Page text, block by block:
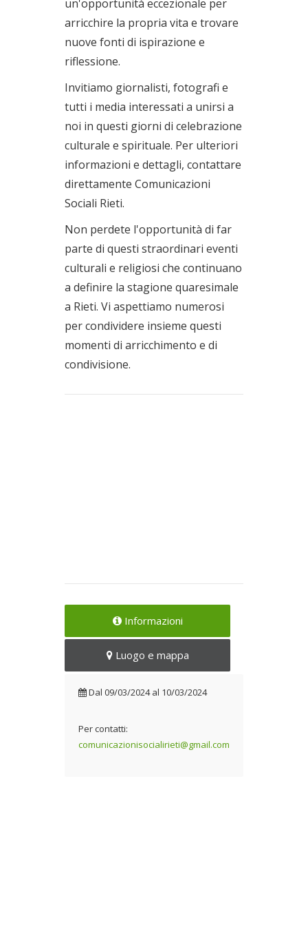
un'opportunità eccezionale per
arricchire la propria vita e trovare
nuove fonti di ispirazione e
riflessione.
Invitiamo giornalisti, fotografi e
tutti i media interessati a unirsi a
noi in questi giorni di celebrazione
culturale e spirituale. Per ulteriori
informazioni e dettagli, contattare
direttamente Comunicazioni
Sociali Rieti.
Non perdete l'opportunità di far
parte di questi straordinari eventi
culturali e religiosi che continuano
a definire la stagione quaresimale
a Rieti. Vi aspettiamo numerosi
per condividere insieme questi
momenti di arricchimento e di
condivisione.
Informazioni
Luogo e mappa
Dal 09/03/2024al 10/03/2024
Per contatti:
comunicazionisocialirieti@gmail.com